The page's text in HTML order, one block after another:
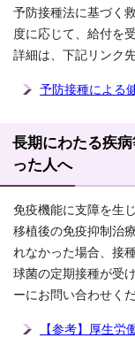
予防接種法に基づく
度に応じて、給付を
詳細は、下記リンク
予防接種による
長期にわたる疾
った人へ
免疫機能に支障を生
移植後の免疫抑制治
れなかった場合、接
球菌の定期接種が受
ーにお問い合わせくだ
【参考】厚生労